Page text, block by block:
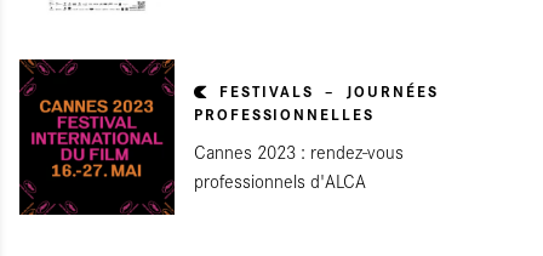
FESTIVALS
JOURNÉES
PROFESSIONNELLES
Cannes 2023 : rendez-vous
professionnels d'ALCA